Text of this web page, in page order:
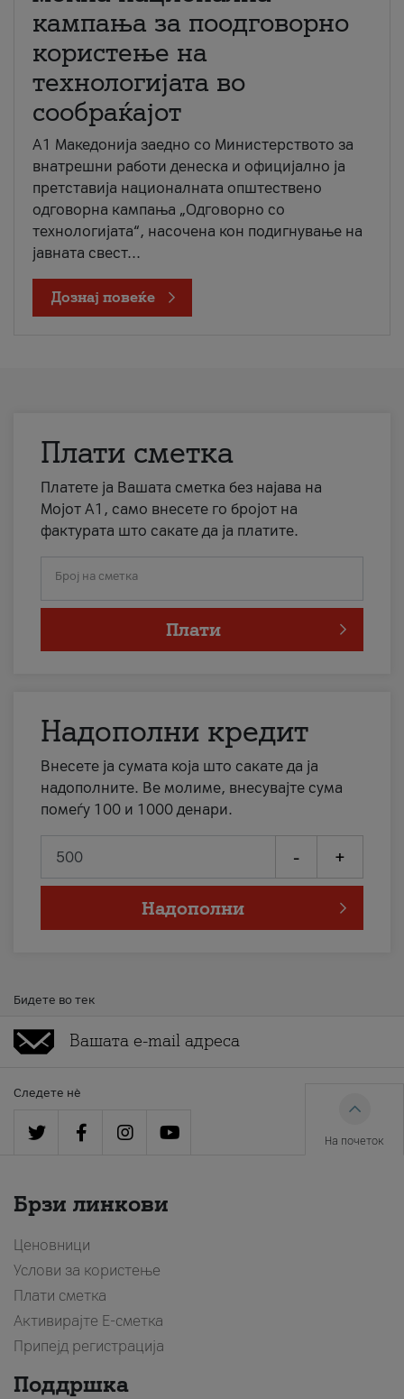
кампања за поодговорно
користење на
технологијата во
сообраќајот
A1 Македонија заедно со Министерството за
внатрешни работи денеска и официјално ја
претставија националната општествено
одговорна кампања „Одговорно со
технологијата“, насочена кон подигнување на
јавната свест...
Дознај повеќе
Плати сметка
Платете ја Вашата сметка без најава на
Мојот А1, само внесете го бројот на
фактурата што сакате да ја платите.
Број на сметка
Плати
Надополни кредит
Внесете ја сумата која што сакате да ја
надополните. Ве молиме, внесувајте сума
помеѓу 100 и 1000 денари.
- +
Надополни
Бидете во тек
Следете нè
На почеток
Брзи линкови
Ценовници
Услови за користење
Плати сметка
Активирајте Е-сметка
Припејд регистрација
Поддршка